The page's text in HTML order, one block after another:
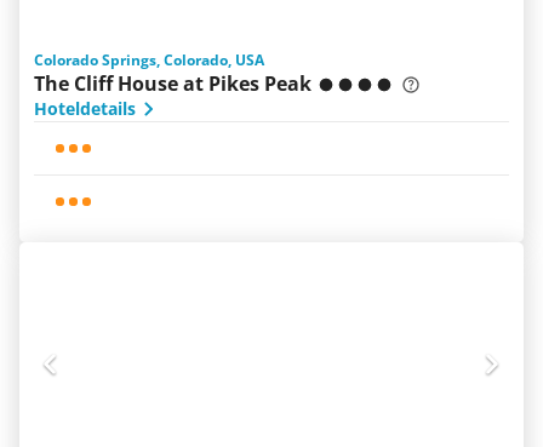
Colorado Springs, Colorado, USA
The Cliff House at Pikes Peak
Hoteldetails